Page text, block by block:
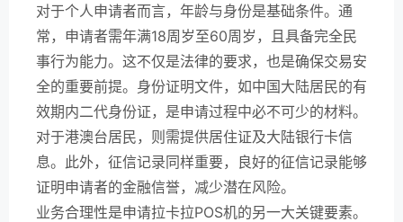
对于个人申请者而言，年龄与身份是基础条件。通
常，申请者需年满18周岁至60周岁，且具备完全民
事行为能力。这不仅是法律的要求，也是确保交易安
全的重要前提。身份证明文件，如中国大陆居民的有
效期内二代身份证，是申请过程中必不可少的材料。
对于港澳台居民，则需提供居住证及大陆银行卡信
息。此外，征信记录同样重要，良好的征信记录能够
证明申请者的金融信誉，减少潜在风险。
业务合理性是申请拉卡拉POS机的另一大关键要素。